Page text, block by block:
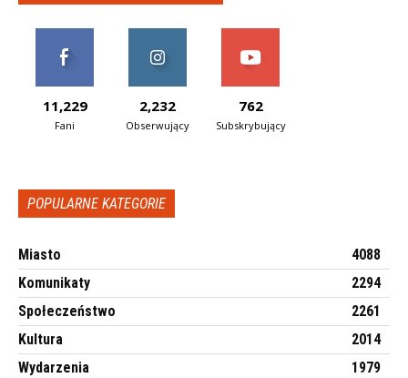
11,229
Fani
2,232
Obserwujący
762
Subskrybujący
POPULARNE KATEGORIE
Miasto
4088
Komunikaty
2294
Społeczeństwo
2261
Kultura
2014
Wydarzenia
1979